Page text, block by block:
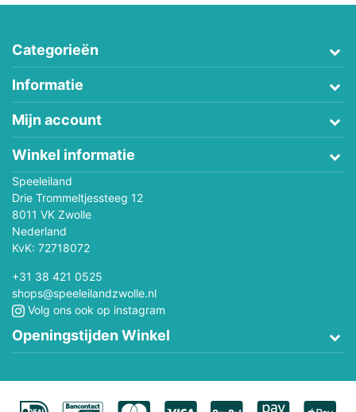
Categorieën
Informatie
Mijn account
Winkel informatie
Speeleiland
Drie Trommeltjessteeg 12
8011 VK Zwolle
Nederland
KvK: 72718072
+31 38 421 0525
shops@speeleilandzwolle.nl
Volg ons ook op instagram
Openingstijden Winkel